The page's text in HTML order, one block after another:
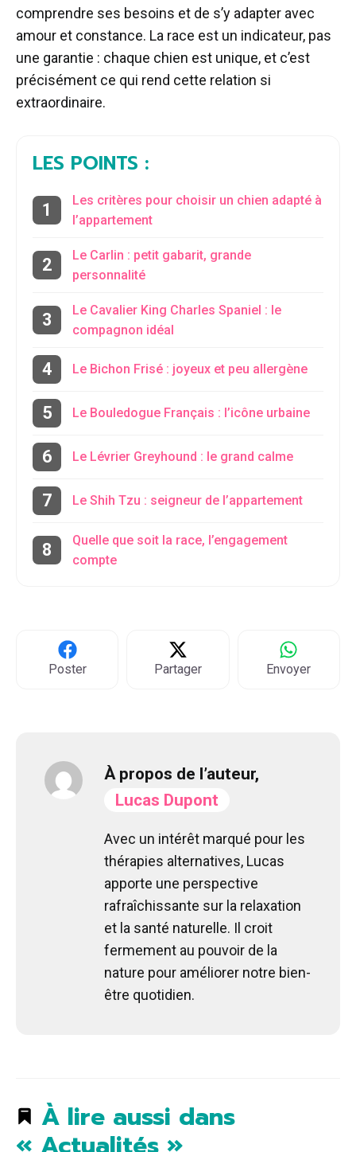
comprendre ses besoins et de s’y adapter avec
amour et constance. La race est un indicateur, pas
une garantie : chaque chien est unique, et c’est
précisément ce qui rend cette relation si
extraordinaire.
LES POINTS :
Les critères pour choisir un chien adapté à
l’appartement
Le Carlin : petit gabarit, grande
personnalité
Le Cavalier King Charles Spaniel : le
compagnon idéal
Le Bichon Frisé : joyeux et peu allergène
Le Bouledogue Français : l’icône urbaine
Le Lévrier Greyhound : le grand calme
Le Shih Tzu : seigneur de l’appartement
Quelle que soit la race, l’engagement
compte
Poster Partager Envoyer
À propos de l’auteur,
Lucas Dupont
Avec un intérêt marqué pour les
thérapies alternatives, Lucas
apporte une perspective
rafraîchissante sur la relaxation
et la santé naturelle. Il croit
fermement au pouvoir de la
nature pour améliorer notre bien-
être quotidien.
À lire aussi dans